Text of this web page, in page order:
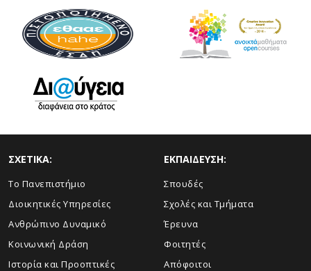
ΣΧΕΤΙΚΑ:
Το Πανεπιστήμιο
Διοικητικές Υπηρεσίες
Ανθρώπινο Δυναμικό
Κοινωνική Δράση
Ιστορία και Προοπτικές
ΕΚΠΑΙΔΕΥΣΗ:
Σπουδές
Σχολές και Τμήματα
Έρευνα
Φοιτητές
Απόφοιτοι